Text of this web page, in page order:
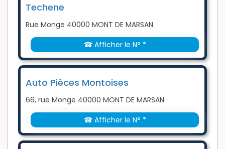
Techene
Rue Monge 40000 MONT DE MARSAN
☎ Afficher le N° *
Auto Pièces Montoises
66, rue Monge 40000 MONT DE MARSAN
☎ Afficher le N° *